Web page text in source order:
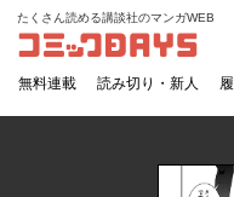
コミックDAYS
たくさん読める講談社のマンガWEB
無料連載 読み切り・新人